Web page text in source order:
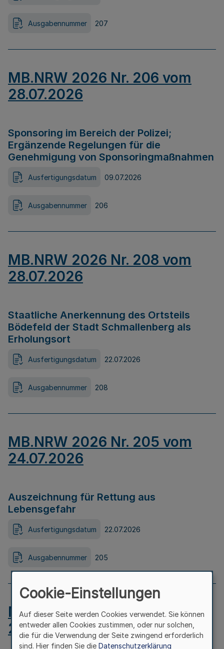
Ausgabennummer 207
MB.NRW 2026 Nr. 206 vom
28.07.2026
Sponsoring im Bereich der Polizei;
Ergänzende Regelungen für die
Genehmigung von Sponsoringmaßnahmen
Ausfertigungsdatum 09.07.2026
Ausgabennummer 206
MB.NRW 2026 Nr. 208 vom
28.07.2026
Staatliche Anerkennung des Ortsteils
Bödefeld der Stadt Schmallenberg als
Erholungsort
Ausfertigungsdatum 22.07.2026
Ausgabennummer 208
MB.NRW 2026 Nr. 205 vom
24.07.2026
Auszeichnung für Rettung aus
Lebensgefahr
Ausfertigungsdatum 22.07.2026
Ausgabennummer 205
MB.NRW 2026 Nr. 204 vom
24.07.2026
Cookie-Einstellungen
Auf dieser Seite werden Cookies verwendet. Sie können
entweder allen Cookies zustimmen, oder nur solchen,
die für die Verwendung der Seite zwingend erforderlich
sind. Hier finden Sie die Datenschutzerklärung